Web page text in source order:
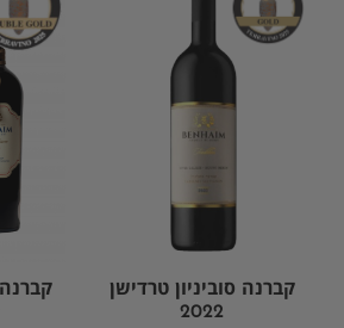
קברנה סוביניון טרדישן
2022